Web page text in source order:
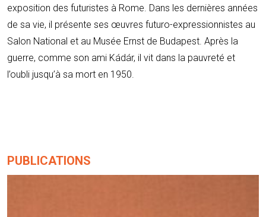
exposition des futuristes à Rome. Dans les dernières années
de sa vie, il présente ses œuvres futuro-expressionnistes au
Salon National et au Musée Ernst de Budapest. Après la
guerre, comme son ami Kádár, il vit dans la pauvreté et
l’oubli jusqu’à sa mort en 1950.
PUBLICATIONS